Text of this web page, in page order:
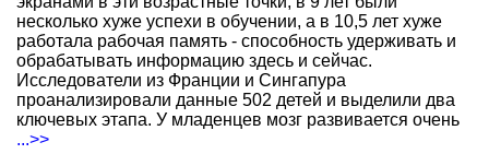
несколько хуже успехи в обучении, а в 10,5 лет хуже
работала рабочая память - способность удерживать и
обрабатывать информацию здесь и сейчас.
Исследователи из Франции и Сингапура
проанализировали данные 502 детей и выделили два
ключевых этапа. У младенцев мозг развивается очень
...>>